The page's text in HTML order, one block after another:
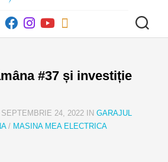
#37 și investiție
SEPTEMBRIE 24, 2022 IN GARAJUL
/ MASINA MEA ELECTRICA